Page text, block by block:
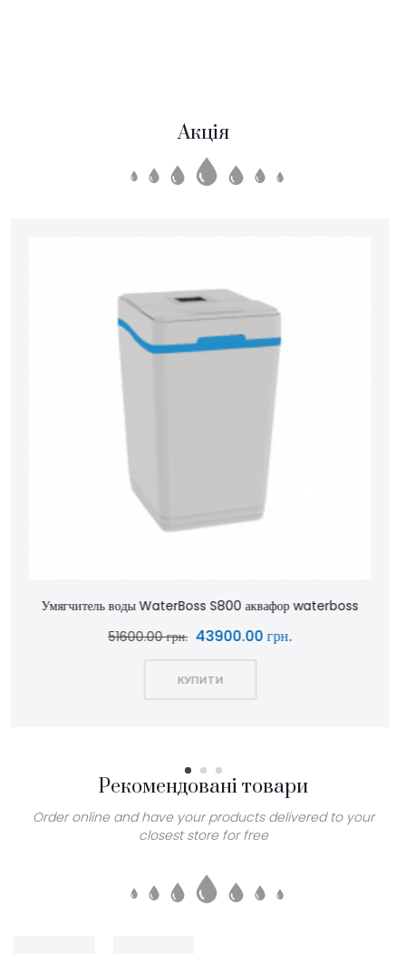
Акція
Умягчитель воды S550P аквафор waterboss
54000.00 грн. 45900.00 грн.
Рекомендовані товари
Order online and have your products delivered to your
closest store for free